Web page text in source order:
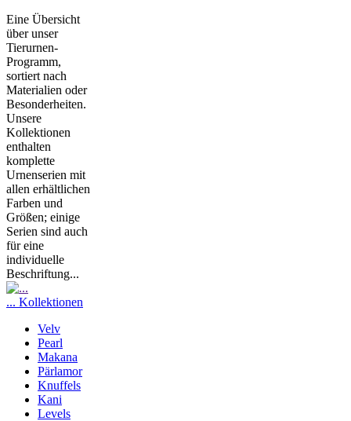
Eine Übersicht
über unser
Tierurnen-
Programm,
sortiert nach
Materialien oder
Besonderheiten.
Unsere
Kollektionen
enthalten
komplette
Urnenserien mit
allen erhältlichen
Farben und
Größen; einige
Serien sind auch
für eine
individuelle
Beschriftung...
... Kollektionen
Velv
Pearl
Makana
Pärlamor
Knuffels
Kani
Levels